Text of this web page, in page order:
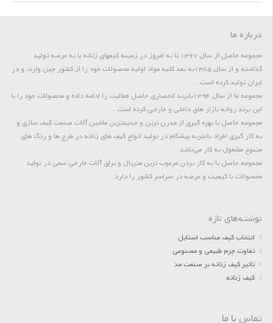
درباره ما
مجموعه حاصل از سال 1367 تا به امروز در زمینه کیفهای زنانه پا به عرصه تولید
گذاشته و از سال 1385به بعد کلیه مواد اولیه محصولات خود را از کشور چین وارد، و در
ایران تولید کرده است .
مجموعه ما از سال 1394بابرند انحصاری حاصل فعالیت را ادامه داده و محصولات خود را با
این برند روانه بازار های داخلی و خارجی کرده است .
مجموعه حاصل با بهره گیری از مدرن ترین و جدیدترین ماشین آلات صنعت کیف سازی و
به کار گیری افراد باتجربه پیشگام در تولید انواع کیف های زنانه در طرح ها و رنگ های
متنوع مشغول به کار می‌باشد .
مجموعه حاصل با به کار بردن مرغوب ترین متریال و یراق آلات خارجی سعی در تولید
محصولات با کیفیت و عرضه در سراسر کشور را دارد.
نوشته‌های تازه
انتخاب کیف مناسب استایل
تفاوت چرم طبیعی و مصنوعی
تاثیر کیف زنانه بر صنعت مد
کیف زنانه
تماس با ما